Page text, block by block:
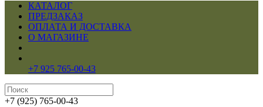
КАТАЛОГ
ПРЕДЗАКАЗ
ОПЛАТА И ДОСТАВКА
О МАГАЗИНЕ
+7 925 765-00-43
+7 (925) 765-00-43